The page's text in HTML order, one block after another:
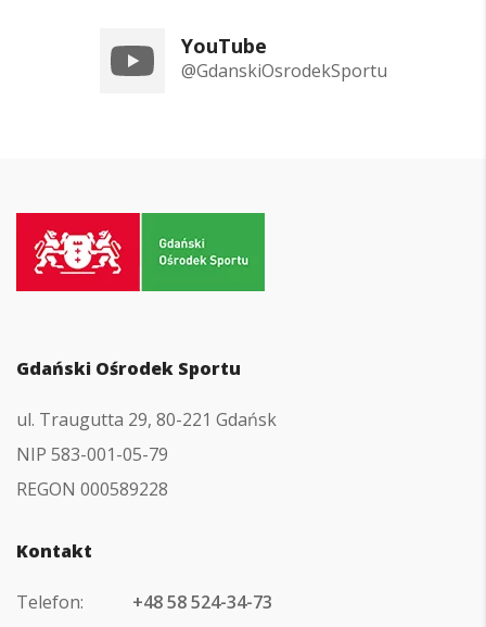
YouTube
@GdanskiOsrodekSportu
strony
Gdański Ośrodek Sportu
ul. Traugutta 29, 80-221 Gdańsk
NIP 583-001-05-79
REGON 000589228
Kontakt
Telefon:
+48 58 524-34-73